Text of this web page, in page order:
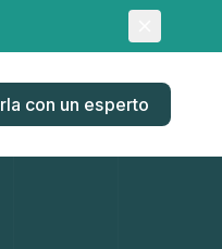
con un esperto